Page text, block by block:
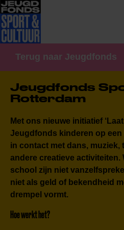
Terug naar Jeugdfonds
Jeugdfonds
Rotterdam
Met ons nieuwe initiatief
Jeugdfonds kinderen op
in contact met dans, muziek,
andere creatieve activiteiten.
school zijn niet
niet als geld of bekendheid
drempel vormt.
Hoe werkt het?